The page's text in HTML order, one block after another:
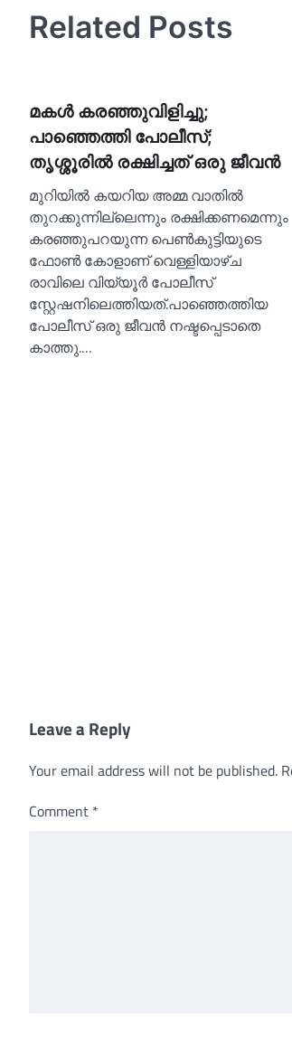
Related Posts
മകള്‍ കരഞ്ഞുവിളിച്ചു;
പാഞ്ഞെത്തി പോലീസ്;
തൃശ്ശൂരില്‍ രക്ഷിച്ചത് ഒരു ജീവൻ
മുറിയില്‍ കയറിയ അമ്മ വാതില്‍
തുറക്കുന്നില്ലെന്നും രക്ഷിക്കണമെന്നും
കരഞ്ഞുപറയുന്ന പെണ്‍കുട്ടിയുടെ
ഫോണ്‍ കോളാണ് വെള്ളിയാഴ്‌ച
രാവിലെ വിയ്യൂർ പോലീസ്
സ്റ്റേഷനിലെത്തിയത്.പാഞ്ഞെത്തിയ
പോലീസ് ഒരു ജീവൻ നഷ്ടപ്പെടാതെ
കാത്തു.…
Leave a Reply
Your email address will not be published.
Comment *